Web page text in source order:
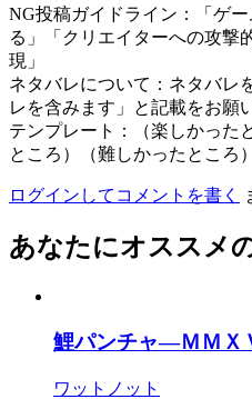
NG投稿ガイドライン：「ゲ
る」「クリエイターへの攻撃
現」
ネタバレについて：ネタバレ
レを含みます」と記載をお願
テンプレート：（楽しかった
ところ）（難しかったところ
ログインしてコメントを書く
あなたにオススメ
鯉パンチャ―ＭＭＸ
ワットノット